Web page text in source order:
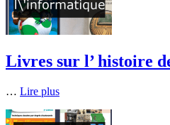
Livres sur l’ histoire
… Lire plus